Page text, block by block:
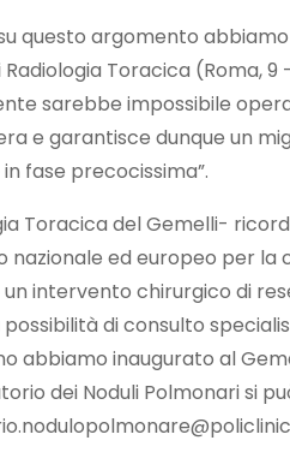
questo argomento
Radiologia Toracica (Roma,
sarebbe impossibile
e garantisce dunque un
fase precocissima”.
Toracica del Gemelli-
nazionale ed europeo per la
intervento chirurgico di
di consulto
abbiamo inaugurato al
dei Noduli Polmonari si